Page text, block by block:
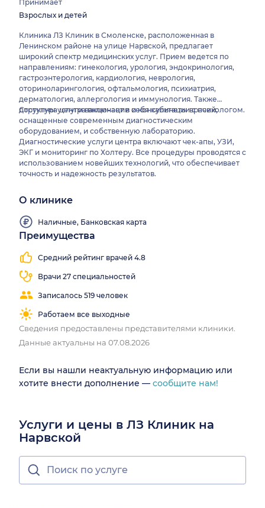
Принимает
Взрослых и детей
Клиника ЛЗ Клиник в Смоленске, расположенная в
Ленинском районе на улице Нарвской, предлагает
широкий спектр медицинских услуг. Прием ведется по
направлениям: гинекология, урология, эндокринология,
гастроэнтерология, кардиология, неврология,
оториноларингология, офтальмология, психиатрия,
дерматология, аллергология и иммунология. Также
доступны услуги вакцинации и консультации с психологом.
Структура центра включает в себя кабинеты врачей,
оснащенные современным диагностическим
оборудованием, и собственную лабораторию.
Диагностические услуги центра включают чек-апы, УЗИ,
ЭКГ и мониторинг по Холтеру. Все процедуры проводятся с
использованием новейших технологий, что обеспечивает
точность и надежность результатов.
О клинике
Наличные, Банковская карта
Преимущества
Средний рейтинг врачей 4.8
Врачи 27 специальностей
Записалось 519 человек
Работаем все выходные
Сведения предоставлены представителями клиники.
Данные актуальны на 07.08.2026
Если вы нашли неактуальную информацию или
хотите внести дополнение — сообщите нам!
Услуги и цены в ЛЗ Клиник на
Нарвской